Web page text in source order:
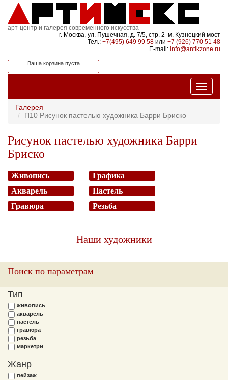
арт-центр и галерея современного искусства
г. Москва, ул. Пушечная, д. 7/5, стр. 2 м. Кузнецкий мост
Тел.: +7(495) 649 99 58 или +7 (926) 770 51 48
E-mail: info@antikzone.ru
Ваша корзина пуста
Галерея
П10 Рисунок пастелью художника Барри Бриско
Рисунок пастелью художника Барри
Бриско
Живопись
Графика
Акварель
Пастель
Гравюра
Резьба
Наши художники
Поиск по параметрам
Тип
живопись
акварель
пастель
гравюра
резьба
маркетри
Жанр
пейзаж